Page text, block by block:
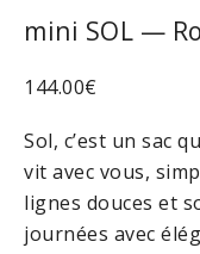
mini SOL —
144.00€
Sol, c’est un sac
vit avec vous,
lignes douces et
journées avec